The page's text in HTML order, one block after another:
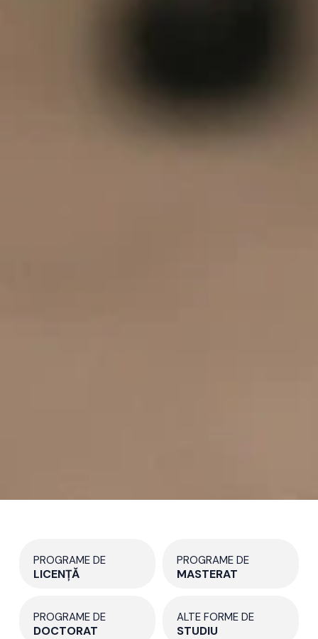
PROGRAME DE
LICENȚĂ
PROGRAME DE
MASTERAT
PROGRAME DE
DOCTORAT
ALTE FORME DE
STUDIU